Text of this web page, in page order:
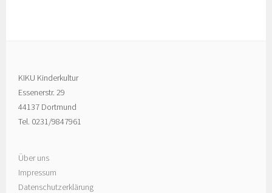
KIKU Kinderkultur
Essenerstr. 29
44137 Dortmund
Tel. 0231/9847961
Über uns
Impressum
Datenschutzerklärung